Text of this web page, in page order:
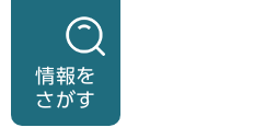
情報を
さがす